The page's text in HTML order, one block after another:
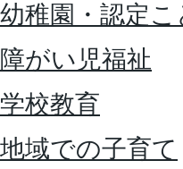
幼稚園・認定
障がい児福祉
学校教育
地域での子育て